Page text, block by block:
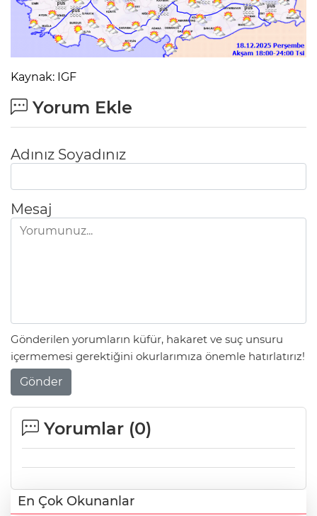
Kaynak: IGF
Yorum Ekle
Adınız Soyadınız
Mesaj
Gönderilen yorumların küfür, hakaret ve suç unsuru
içermemesi gerektiğini okurlarımıza önemle hatırlatırız!
Gönder
Yorumlar (0)
En Çok Okunanlar